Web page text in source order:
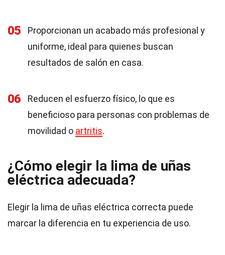
05
Proporcionan un acabado más profesional y
uniforme, ideal para quienes buscan
resultados de salón en casa.
06
Reducen el esfuerzo físico, lo que es
beneficioso para personas con problemas de
movilidad o artritis.
¿Cómo elegir la lima de uñas
eléctrica adecuada?
Elegir la lima de uñas eléctrica correcta puede
marcar la diferencia en tu experiencia de uso.